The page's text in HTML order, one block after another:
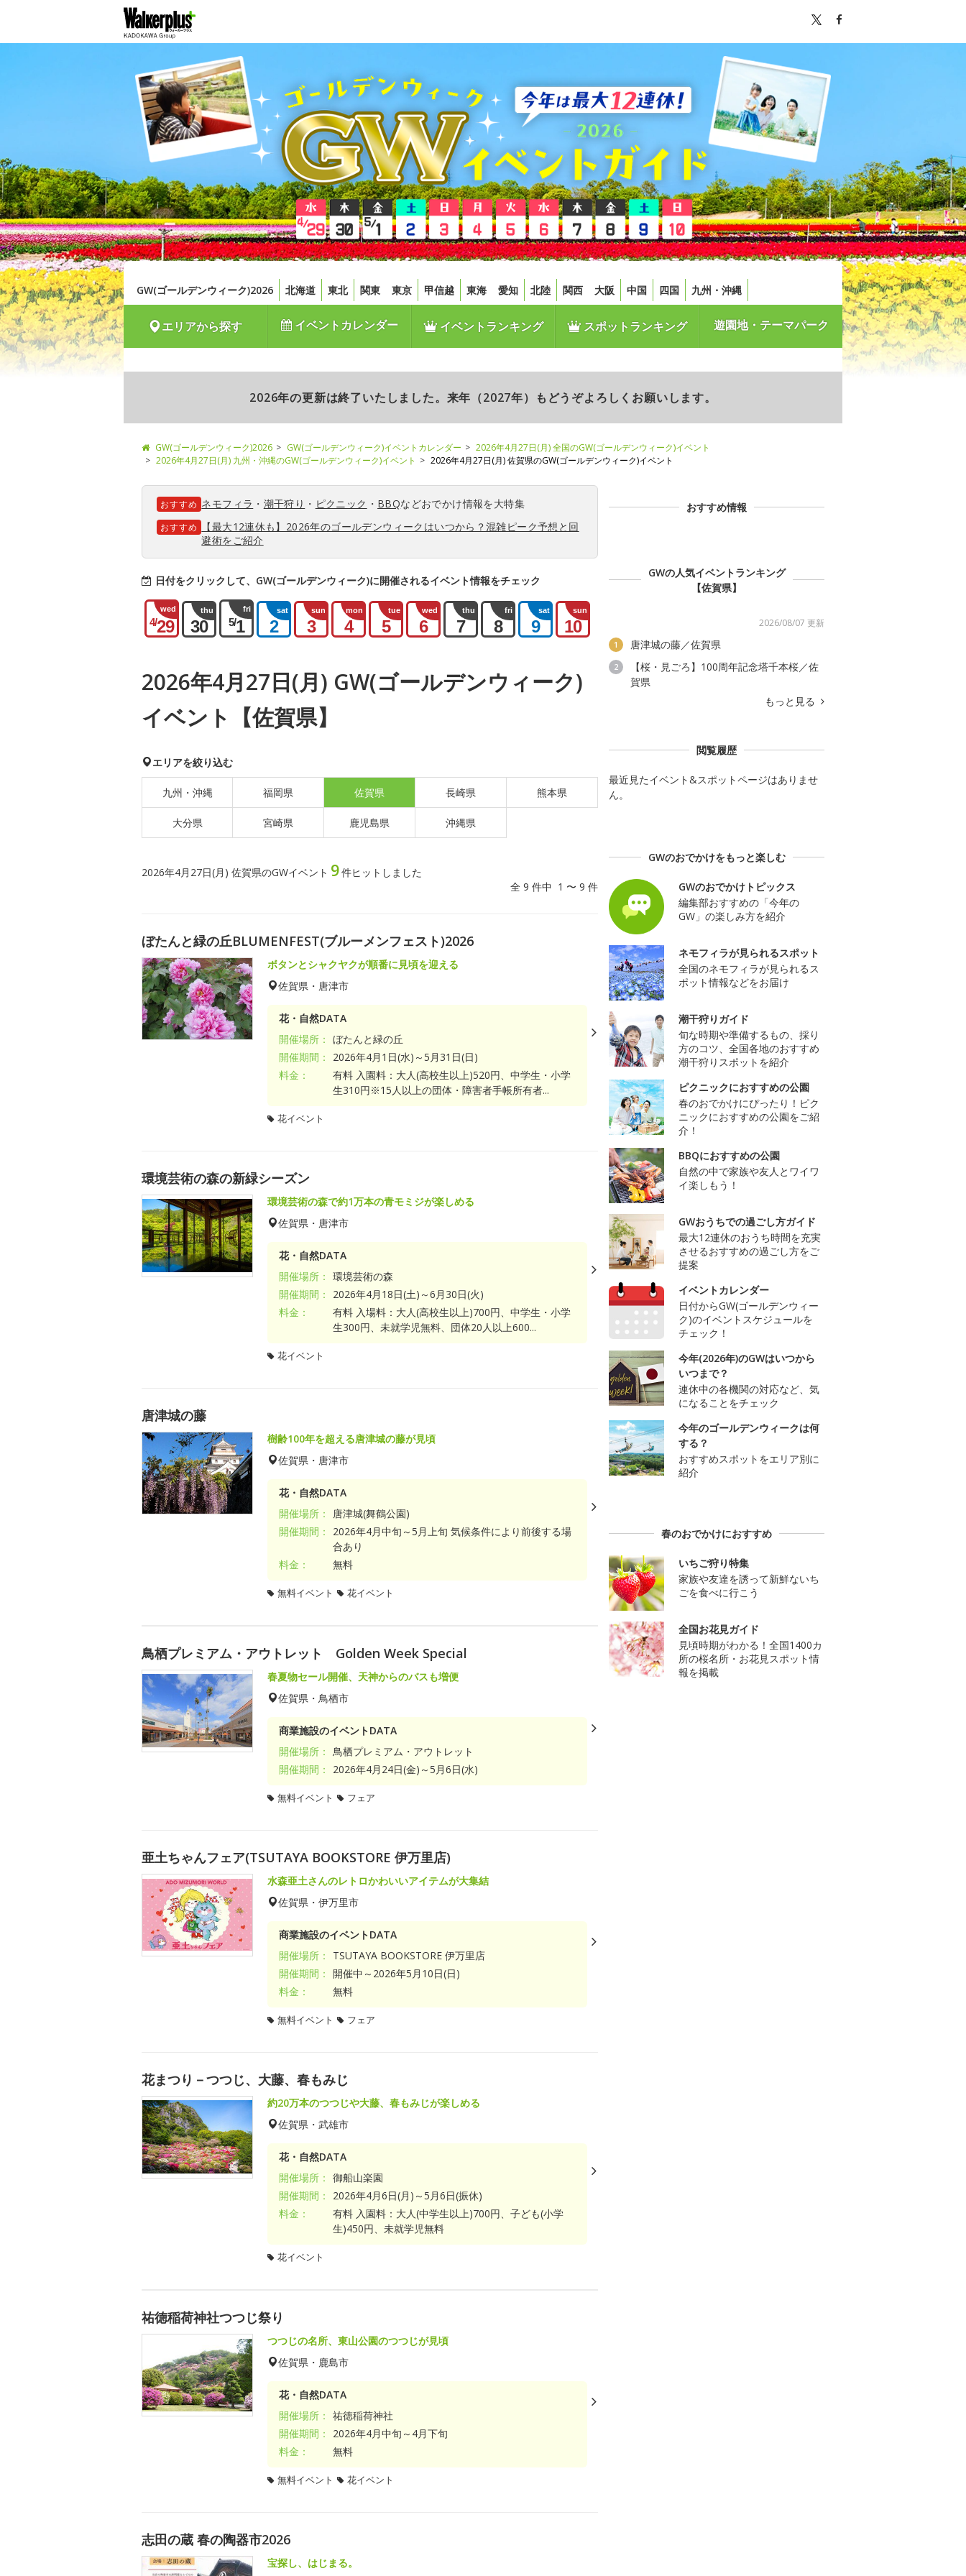
GW(ゴールデンウィーク)2026 北海道 東北 関東 東京 甲信越 東海 愛知 北陸 関西 大阪 中国 四国 九州・沖縄
エリアから探す イベントカレンダー イベントランキング スポットランキング 遊園地・テーマパーク
2026年の更新は終了いたしました。来年（2027年）もどうぞよろしくお願いします。
GW(ゴールデンウィーク)2026 GW(ゴールデンウィーク)イベントカレンダー
2026年4月27日(月) 全国のGW(ゴールデンウィーク)イベント
2026年4月27日(月) 九州・沖縄のGW(ゴールデンウィーク)イベント
2026年4月27日(月) 佐賀県のGW(ゴールデンウィーク)イベント
おすすめ ネモフィラ ・ 潮干狩り ・ ピクニック ・ BBQなどおでかけ情報を大特集
おすすめ
【最大12連休も】2026年のゴールデンウィークはいつから？混雑ピーク予想と回
避術をご紹介
日付をクリックして、GW(ゴールデンウィーク)に開催されるイベント情報をチェック
wed
4/29
thu
30
fri
5/1
sat
2
sun
3
mon
4
tue
5
wed
6
thu
7
fri
8
sat
9
sun
10
2026年4月27日(月) GW(ゴールデンウィーク)
イベント【佐賀県】
エリアを絞り込む
九州・沖縄 福岡県 佐賀県 長崎県 熊本県
大分県 宮崎県 鹿児島県 沖縄県
2026年4月27日(月) 佐賀県のGWイベント 9件ヒットしました
全 9 件中 1 〜 9 件
ぼたんと緑の丘BLUMENFEST(ブルーメンフェスト)2026
ボタンとシャクヤクが順番に見頃を迎える
佐賀県・唐津市
花・自然DATA
開催場所： ぼたんと緑の丘
開催期間：
2026年4月1日(水)～5月31日(日)
料金：
有料 入園料：大人(高校生以上)520円、中学生・小学
生310円※15人以上の団体・障害者手帳所有者...
花イベント
環境芸術の森の新緑シーズン
環境芸術の森で約1万本の青モミジが楽しめる
佐賀県・唐津市
花・自然DATA
開催場所： 環境芸術の森
開催期間：
2026年4月18日(土)～6月30日(火)
料金：
有料 入場料：大人(高校生以上)700円、中学生・小学
生300円、未就学児無料、団体20人以上600...
花イベント
唐津城の藤
樹齢100年を超える唐津城の藤が見頃
佐賀県・唐津市
花・自然DATA
開催場所：
唐津城(舞鶴公園)
開催期間：
2026年4月中旬～5月上旬 気候条件により前後する場
合あり
料金：
無料
無料イベント 花イベント
鳥栖プレミアム・アウトレット Golden Week Special
春夏物セール開催、天神からのバスも増便
佐賀県・鳥栖市
商業施設のイベントDATA
開催場所：
鳥栖プレミアム・アウトレット
開催期間：
2026年4月24日(金)～5月6日(水)
無料イベント フェア
亜土ちゃんフェア(TSUTAYA BOOKSTORE 伊万里店)
水森亜土さんのレトロかわいいアイテムが大集結
佐賀県・伊万里市
商業施設のイベントDATA
開催場所：
TSUTAYA BOOKSTORE 伊万里店
開催期間：
開催中～2026年5月10日(日)
料金：
無料
無料イベント フェア
花まつり－つつじ、大藤、春もみじ
約20万本のつつじや大藤、春もみじが楽しめる
佐賀県・武雄市
花・自然DATA
開催場所： 御船山楽園
開催期間：
2026年4月6日(月)～5月6日(振休)
料金：
有料 入園料：大人(中学生以上)700円、子ども(小学
生)450円、未就学児無料
花イベント
祐徳稲荷神社つつじ祭り
つつじの名所、東山公園のつつじが見頃
佐賀県・鹿島市
花・自然DATA
開催場所： 祐徳稲荷神社
開催期間：
2026年4月中旬～4月下旬
料金：
無料
無料イベント 花イベント
志田の蔵 春の陶器市2026
宝探し、はじまる。
おすすめ情報
GWの人気イベントランキング
【佐賀県】
2026/08/07 更新
1 唐津城の藤／佐賀県
2
【桜・見ごろ】100周年記念塔千本桜／佐
賀県
もっと見る
閲覧履歴
最近見たイベント&スポットページはありませ
ん。
GWのおでかけをもっと楽しむ
GWのおでかけトピックス
編集部おすすめの「今年の
GW」の楽しみ方を紹介
ネモフィラが見られるスポット
全国のネモフィラが見られるス
ポット情報などをお届け
潮干狩りガイド
旬な時期や準備するもの、採り
方のコツ、全国各地のおすすめ
潮干狩りスポットを紹介
ピクニックにおすすめの公園
春のおでかけにぴったり！ピク
ニックにおすすめの公園をご紹
介！
BBQにおすすめの公園
自然の中で家族や友人とワイワ
イ楽しもう！
GWおうちでの過ごし方ガイド
最大12連休のおうち時間を充実
させるおすすめの過ごし方をご
提案
イベントカレンダー
日付からGW(ゴールデンウィー
ク)のイベントスケジュールを
チェック！
今年(2026年)のGWはいつから
いつまで？
連休中の各機関の対応など、気
になることをチェック
今年のゴールデンウィークは何
する？
おすすめスポットをエリア別に
紹介
春のおでかけにおすすめ
いちご狩り特集
家族や友達を誘って新鮮ないち
ごを食べに行こう
全国お花見ガイド
見頃時期がわかる！全国1400カ
所の桜名所・お花見スポット情
報を掲載